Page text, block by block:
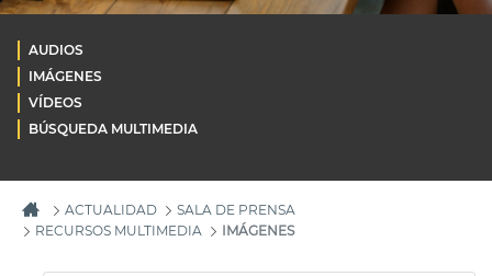
AUDIOS
IMÁGENES
VÍDEOS
BÚSQUEDA MULTIMEDIA
ACTUALIDAD
SALA DE PRENSA
RECURSOS MULTIMEDIA
IMÁGENES